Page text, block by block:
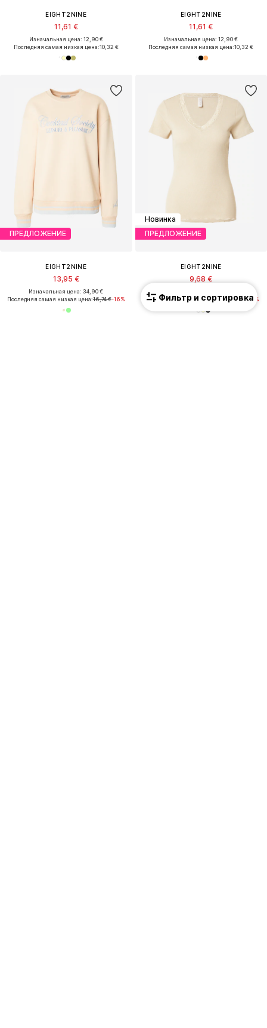
EIGHT2NINE
11,61 €
Изначальная цена: 12,90 €
Последняя самая низкая цена:10,32 €
EIGHT2NINE
11,61 €
Изначальная цена: 12,90 €
Последняя самая низкая цена:10,32 €
ПРЕДЛОЖЕНИЕ
EIGHT2NINE
13,95 €
Изначальная цена: 34,90 €
Последняя самая низкая цена:16,74 €-16%
Новинка
ПРЕДЛОЖЕНИЕ
EIGHT2NINE
9,68 €
Последняя самая низкая цена: 10,32 €-6%
Фильтр и сортировка